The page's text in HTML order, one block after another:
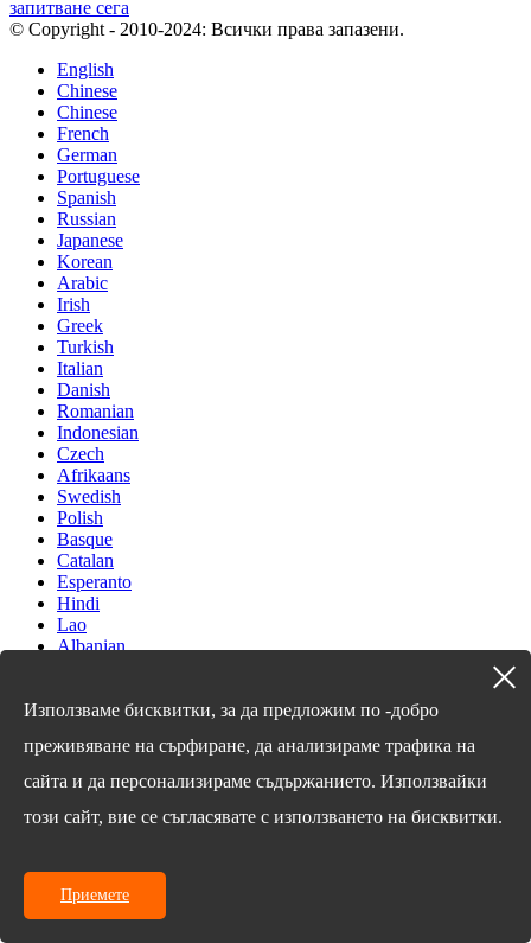
запитване сега
© Copyright - 2010-2024: Всички права запазени.
English
Chinese
Chinese
French
German
Portuguese
Spanish
Russian
Japanese
Korean
Arabic
Irish
Greek
Turkish
Italian
Danish
Romanian
Indonesian
Czech
Afrikaans
Swedish
Polish
Basque
Catalan
Esperanto
Hindi
Lao
Albanian
Azerbaijani
Bengali
Bosnian
Bulgarian
Cebuano
Dutch
Estonian
Използваме бисквитки, за да предложим по -добро
преживяване на сърфиране, да анализираме трафика на
сайта и да персонализираме съдържанието. Използвайки
този сайт, вие се съгласявате с използването на бисквитки.
Приемете